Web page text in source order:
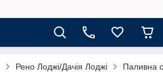
Рено Лоджі/Дачія Лоджі Паливна